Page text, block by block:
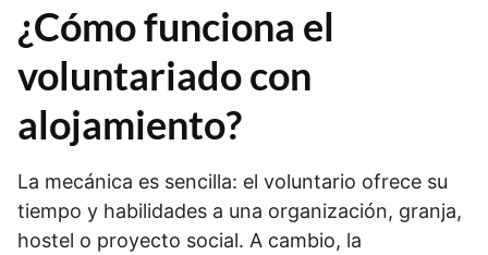
¿Cómo funciona el
voluntariado con
alojamiento?
La mecánica es sencilla: el voluntario ofrece su
tiempo y habilidades a una organización, granja,
hostel o proyecto social. A cambio, la